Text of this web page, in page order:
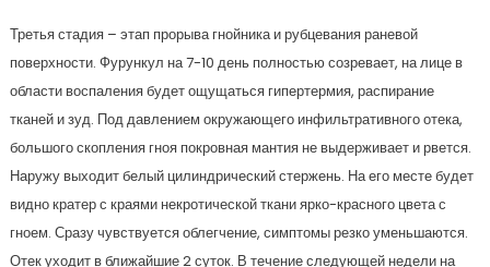
Третья стадия – этап прорыва гнойника и рубцевания раневой
поверхности. Фурункул на 7-10 день полностью созревает, на лице в
области воспаления будет ощущаться гипертермия, распирание
тканей и зуд. Под давлением окружающего инфильтративного отека,
большого скопления гноя покровная мантия не выдерживает и рвется.
Наружу выходит белый цилиндрический стержень. На его месте будет
видно кратер с краями некротической ткани ярко-красного цвета с
гноем. Сразу чувствуется облегчение, симптомы резко уменьшаются.
Отек уходит в ближайшие 2 суток. В течение следующей недели на